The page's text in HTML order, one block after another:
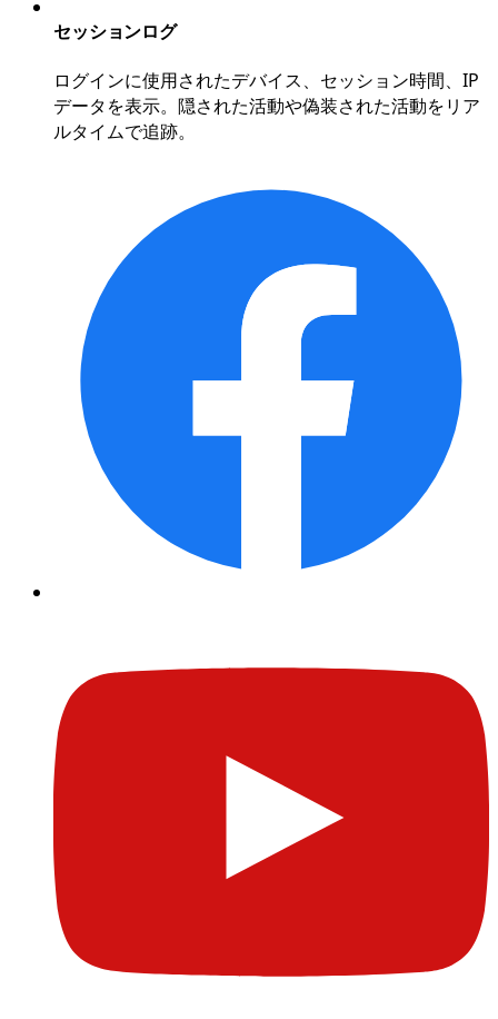
セッションログ
ログインに使用されたデバイス、セッション時間、IP
データを表示。隠された活動や偽装された活動をリア
ルタイムで追跡。